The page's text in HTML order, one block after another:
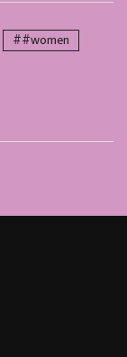
##women